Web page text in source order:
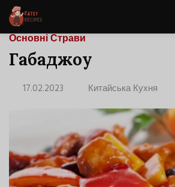
Основні Страви
Габаджоу
17.02.2023 Китайська Кухня